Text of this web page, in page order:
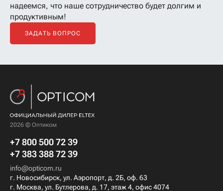
надеемся, что наше сотрудничество будет долгим и
продуктивным!
ЗАДАТЬ ВОПРОС
2026 © Оптиком
+7 800 500 72 39
+7 383 388 72 39
info@opticom.ru
г. Новосибирск, ул. Аэропорт, д. 2Б, оф. 63
г. Москва, ул. Бутлерова, д. 17, этаж 4, офис 4074